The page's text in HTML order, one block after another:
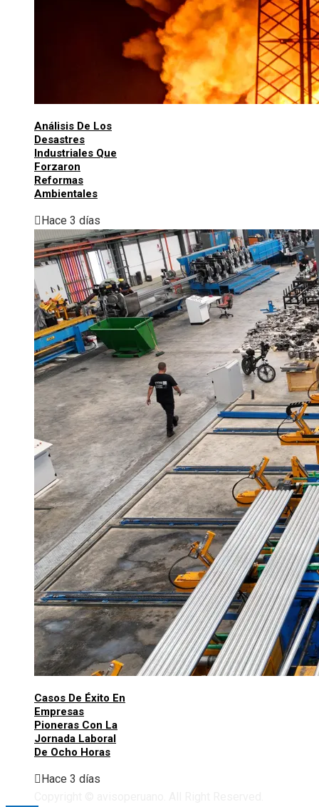
Análisis De Los
Desastres
Industriales Que
Forzaron
Reformas
Ambientales
Hace 3 días
Casos De Éxito En
Empresas
Pioneras Con La
Jornada Laboral
De Ocho Horas
Hace 3 días